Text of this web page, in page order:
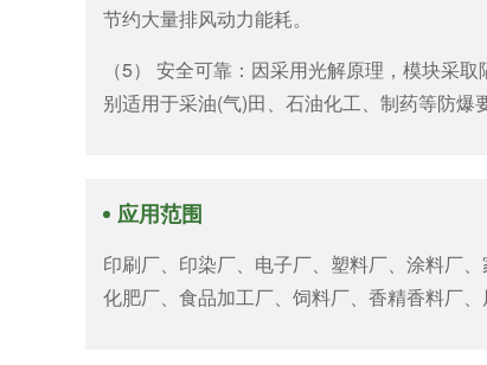
节约大量排风动力能耗。
（5） 安全可靠：因采用光解原理，模块采
别适用于采油(气)田、石油化工、制药等防爆
应用范围
印刷厂、印染厂、电子厂、塑料厂、涂料厂
化肥厂、食品加工厂、饲料厂、香精香料厂